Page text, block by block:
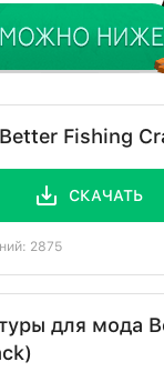
Fishing
СКАЧАТЬ
2875
для мода